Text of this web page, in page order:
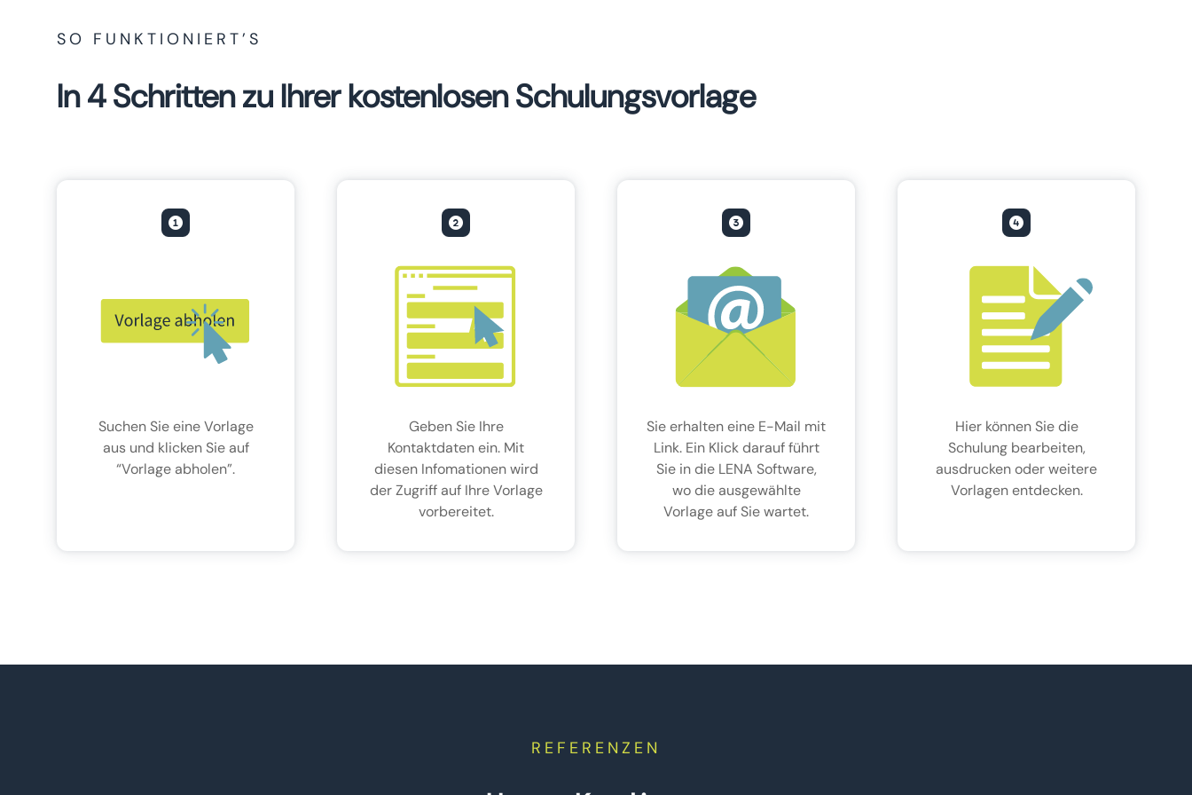
SO FUNKTIONIERT’S
In 4 Schritten zu Ihrer kostenlosen Schulungsvorlage
Suchen Sie eine Vorlage
aus und klicken Sie auf
“Vorlage abholen”.
Geben Sie Ihre
Kontaktdaten ein. Mit
diesen Infomationen wird
der Zugriff auf Ihre Vorlage
vorbereitet.
Sie erhalten eine E-Mail mit
Link. Ein Klick darauf führt
Sie in die LENA Software,
wo die ausgewählte
Vorlage auf Sie wartet.
Hier können Sie die
Schulung bearbeiten,
ausdrucken oder weitere
Vorlagen entdecken.
REFERENZEN